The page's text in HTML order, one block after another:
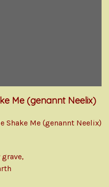
Me (genannt Neelix)